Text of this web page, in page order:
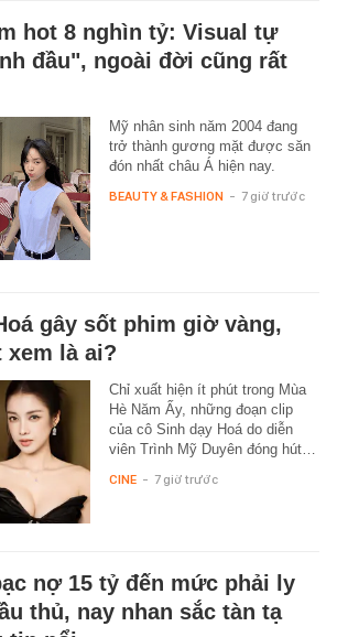
hot 8 nghìn tỷ: Visual tự
đầu", ngoài đời cũng rất
Mỹ nhân sinh năm 2004 đang
trở thành gương mặt được săn
đón nhất châu Á hiện nay.
BEAUTY & FASHION - 7 giờ trước
gây sốt phim giờ vàng,
là ai?
Chỉ xuất hiện ít phút trong Mùa
Hè Năm Ấy, những đoạn clip
của cô Sinh dạy Hoá do diễn
viên Trình Mỹ Duyên đóng hút…
CINE - 7 giờ trước
nợ 15 tỷ đến mức phải ly
thủ, nay nhan sắc tàn tạ